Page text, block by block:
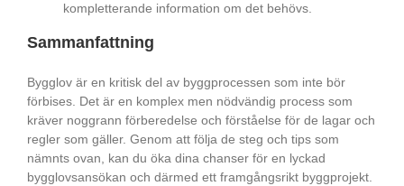
kompletterande information om det behövs.
Sammanfattning
Bygglov är en kritisk del av byggprocessen som inte bör
förbises. Det är en komplex men nödvändig process som
kräver noggrann förberedelse och förståelse för de lagar och
regler som gäller. Genom att följa de steg och tips som
nämnts ovan, kan du öka dina chanser för en lyckad
bygglovsansökan och därmed ett framgångsrikt byggprojekt.